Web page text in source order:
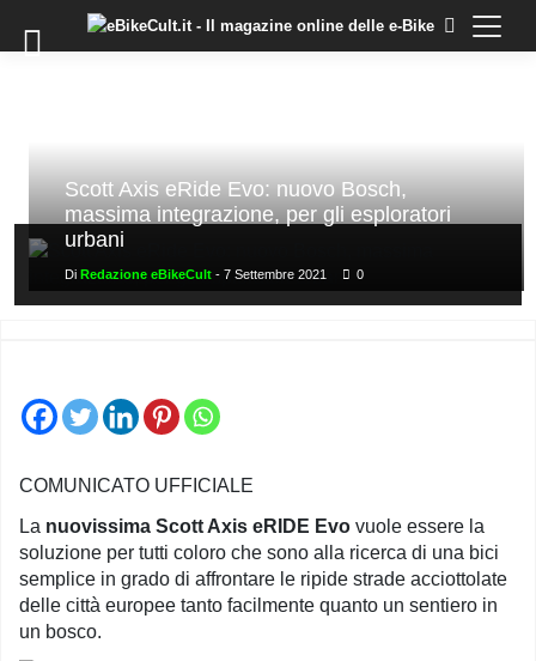
×
STORIE
TRAINING
TUTORIAL
LO
CONTATTI
POLICY
Scott Axis eRide Evo: nuovo Bosch,
massima integrazione, per gli esploratori
urbani
Di Redazione eBikeCult - 7 Settembre 2021 0
COMUNICATO UFFICIALE
La nuovissima Scott Axis eRIDE Evo vuole essere la
soluzione per tutti coloro che sono alla ricerca di una bici
semplice in grado di affrontare le ripide strade acciottolate
delle città europee tanto facilmente quanto un sentiero in
un bosco.